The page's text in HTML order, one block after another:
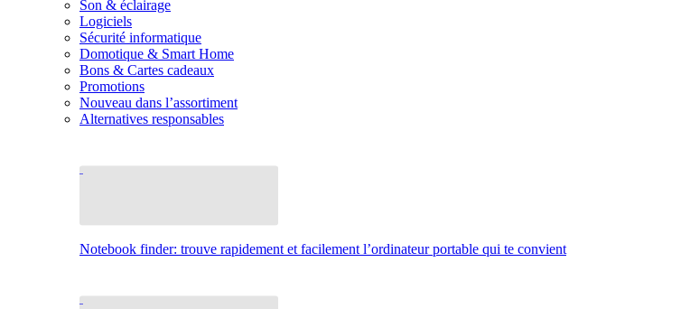
Son & éclairage
Logiciels
Sécurité informatique
Domotique & Smart Home
Bons & Cartes cadeaux
Promotions
Nouveau dans l’assortiment
Alternatives responsables
Notebook finder: trouve rapidement et facilement l’ordinateur portable qui te convient